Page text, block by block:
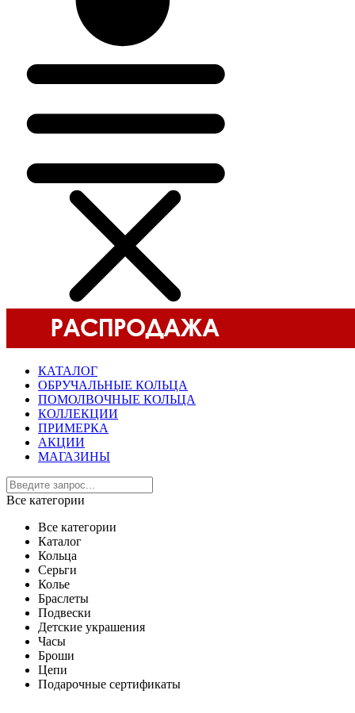
КАТАЛОГ
ОБРУЧАЛЬНЫЕ КОЛЬЦА
ПОМОЛВОЧНЫЕ КОЛЬЦА
КОЛЛЕКЦИИ
ПРИМЕРКА
АКЦИИ
МАГАЗИНЫ
Все категории
Все категории
Каталог
Кольца
Серьги
Колье
Браслеты
Подвески
Детские украшения
Часы
Броши
Цепи
Подарочные сертификаты